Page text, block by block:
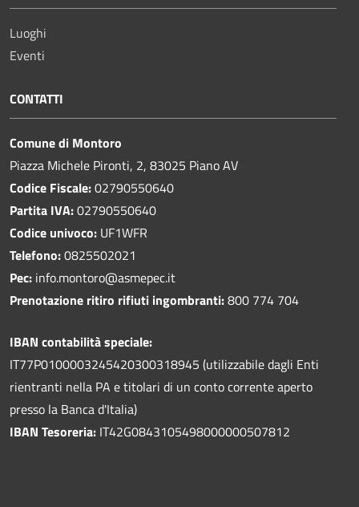
Luoghi
Eventi
CONTATTI
Comune di Montoro
Piazza Michele Pironti, 2, 83025 Piano AV
Codice Fiscale:02790550640
Partita IVA:02790550640
Codice univoco: UF1WFR
Telefono:0825502021
Pec: info.montoro@asmepec.it
Prenotazione ritiro rifiuti ingombranti:800 774 704
IBAN contabilità speciale:
IT77P0100003245420300318945 (utilizzabile dagli Enti
rientranti nella PA e titolari di un conto corrente aperto
presso la Banca d'Italia)
IBAN Tesoreria: IT42G0843105498000000507812